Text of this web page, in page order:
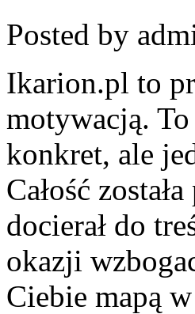
Posted by
Ikarion.pl to
motywacją.
konkret, ale
Całość
docierał do
okazji
Ciebie mapą